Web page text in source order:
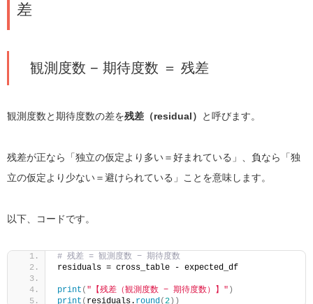
差
観測度数 − 期待度数 ＝ 残差
観測度数と期待度数の差を残差（residual） と呼びます。
残差が正なら「独立の仮定より多い＝好まれている」、負なら「独
立の仮定より少ない＝避けられている」ことを意味します。
以下、コードです。
# 残差 = 観測度数 − 期待度数
residuals = cross_table - expected_df
print ( "【残差（観測度数 − 期待度数）】" )
print ( residuals. round (2))